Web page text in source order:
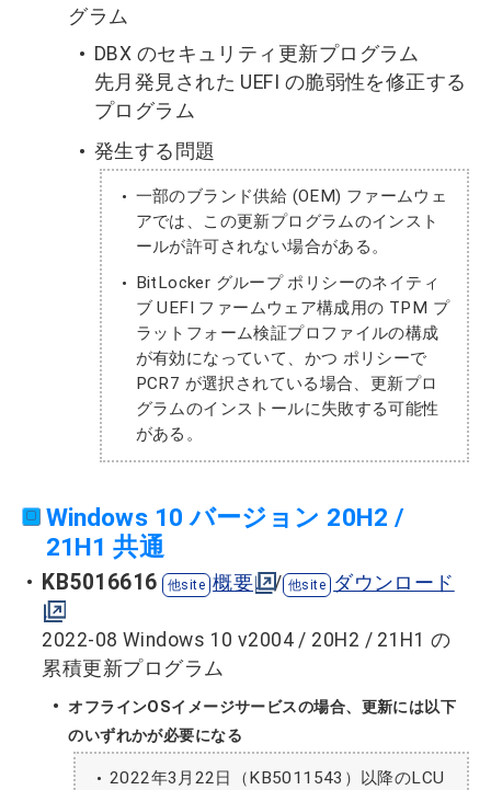
グラム
DBX のセキュリティ更新プログラム
先月発見された UEFI の脆弱性を修正する
プログラム
発生する問題
一部のブランド供給 (OEM) ファームウェ
アでは、この更新プログラムのインスト
ールが許可されない場合がある。
BitLocker グループ ポリシーのネイティ
ブ UEFI ファームウェア構成用の TPM プ
ラットフォーム検証プロファイルの構成
が有効になっていて、かつ ポリシーで
PCR7 が選択されている場合、更新プロ
グラムのインストールに失敗する可能性
がある。
Windows 10 バージョン 20H2 /
21H1 共通
KB5016616 概要 / ダウンロード
2022-08 Windows 10 v2004 / 20H2 / 21H1 の
累積更新プログラム
オフラインOSイメージサービスの場合、更新には以下
のいずれかが必要になる
2022年3月22日（KB5011543）以降のLCU